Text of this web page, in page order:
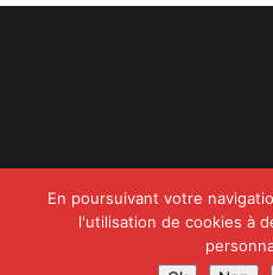
© Copyright8082025 –
Protection de la vie
En poursuivant votre
l'utilisation de cookies à